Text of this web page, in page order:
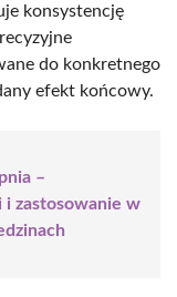
konsystencję
do konkretnego
efekt końcowy.
–
i zastosowanie w